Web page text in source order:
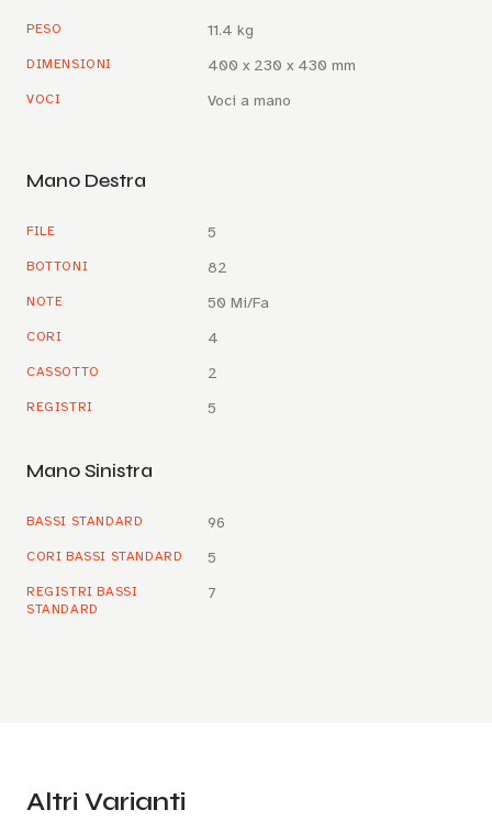
PESO 11.4 kg
DIMENSIONI 400 x 230 x 430 mm
VOCI Voci a mano
Mano Destra
FILE 5
BOTTONI 82
NOTE 50 Mi/Fa
CORI 4
CASSOTTO 2
REGISTRI 5
Mano Sinistra
BASSI STANDARD 96
CORI BASSI STANDARD 5
REGISTRI BASSI
STANDARD
7
Altri Varianti